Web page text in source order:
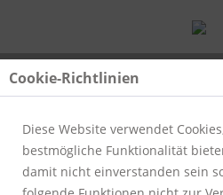
Cookie-Richtlinien
Diese Website verwendet
bestmögliche Funktionalität
damit nicht einverstanden sein